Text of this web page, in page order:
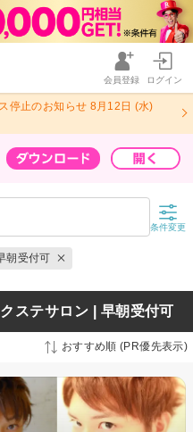
会員登録 ログイン
停止のお知らせ 8月12日 (水)
条件変更
朝受付可
ステサロン | 早朝受付可
おすすめ順 (PR優先表示)